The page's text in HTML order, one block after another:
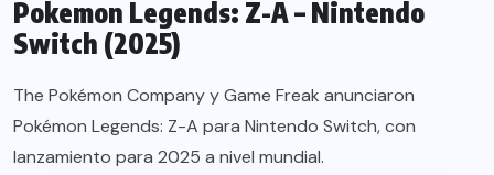
Pokemon Legends: Z-A – Nintendo
Switch (2025)
The Pokémon Company y Game Freak anunciaron
Pokémon Legends: Z-A para Nintendo Switch, con
lanzamiento para 2025 a nivel mundial.